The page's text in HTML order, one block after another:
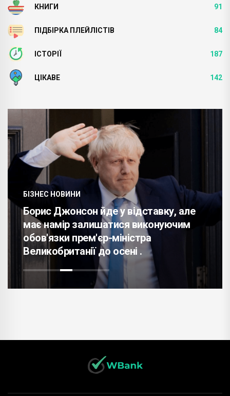
КНИГИ 91
ПІДБІРКА ПЛЕЙЛІСТІВ 84
ІСТОРІЇ 187
ЦІКАВЕ 142
БІЗНЕС НОВИНИ
Борис Джонсон йде у відставку, але
має намір залишатися виконуючим
обов'язки прем'єр-міністра
Великобританії до осені .